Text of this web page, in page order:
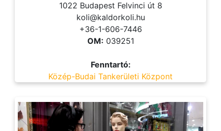
1022 Budapest Felvinci út 8
koli@kaldorkoli.hu
+36-1-606-7446
OM: 039251
Fenntartó:
Közép-Budai Tankerületi Központ